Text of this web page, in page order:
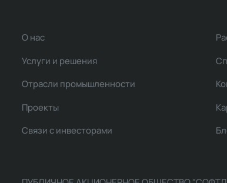
О нас
Услуги и решения
Отрасли промышленности
Проекты
Связи с инвесторами